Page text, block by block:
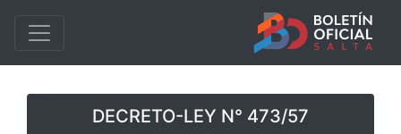
DECRETO-LEY N° 473/57